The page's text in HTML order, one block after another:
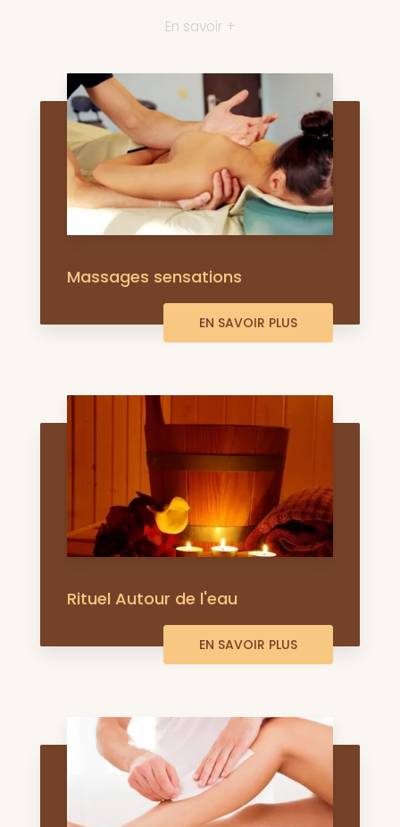
En savoir +
Massages sensations
EN SAVOIR PLUS
Rituel Autour de l'eau
EN SAVOIR PLUS